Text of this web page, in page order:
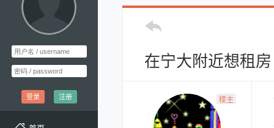
登录 注册
在宁大附近想租
楼主